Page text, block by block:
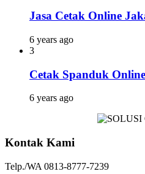
Jasa Cetak Online
6 years ago
3
Cetak Spanduk
6 years ago
Kontak Kami
Telp./WA 0813-8777-7239